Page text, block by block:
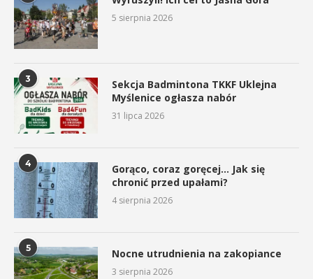
5 sierpnia 2026
3
Sekcja Badmintona TKKF Uklejna
Myślenice ogłasza nabór
31 lipca 2026
4
Gorąco, coraz goręcej… Jak się
chronić przed upałami?
4 sierpnia 2026
5 Nocne utrudnienia na zakopiance
3 sierpnia 2026